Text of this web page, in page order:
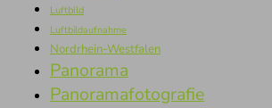
Luftbild
Luftbildaufnahme
Nordrhein-Westfalen
Panorama
Panoramafotografie